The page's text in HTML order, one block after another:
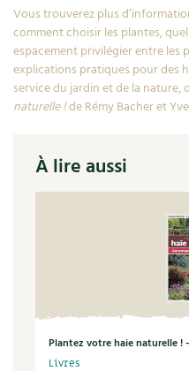
Vous trouverez plus
comment choisir les plantes,
espacement privilégier entre les
explications pratiques pour des
service du jardin et de la nature,
naturelle !de Rémy Bacher et
À lire aussi
Plantez votre haie naturelle !
Livres